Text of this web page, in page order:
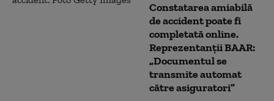
Constatarea amiabilă
de accident poate fi
completată online.
Reprezentanții BAAR:
„Documentul se
transmite automat
către asiguratori”